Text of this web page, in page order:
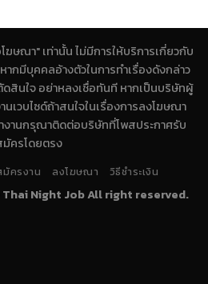
ฆษณา" เท่านั้น ไม่มีการให้บริการเกี่ยวกับ
กมีบุคคลอ้างตัวในการทำเรื่องดังกล่าว
นใจ อย่าหลงเชื่อทันที หากเป็นบริษัทผู้
เวบไซด์ถ้าสนใจในเรื่องการลงโฆษณา
านกรุณาติดต่อบริษัทที่โพสประกาศรับ
ครโดยตรง
มัครงาน ลงโฆษณา วิธีชำระเงิน
Thai Night Job All right reserved.